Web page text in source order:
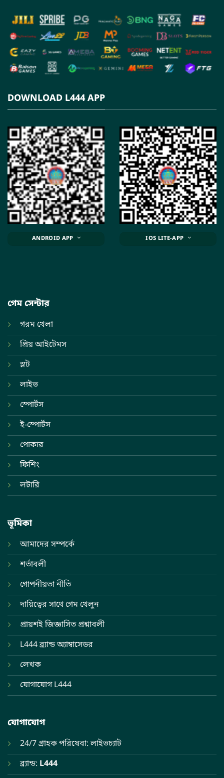
DOWNLOAD L444 APP
ANDROID APP IOS LITE-APP
গেম সেন্টার
গরম খেলা
প্রিয় আইটেমস
স্লট
লাইভ
স্পোর্টস
ই-স্পোর্টস
পোকার
ফিশিং
লটারি
ভূমিকা
আমাদের সম্পর্কে
শর্তাবলী
গোপনীয়তা নীতি
দায়িত্বের সাথে গেম খেলুন
প্রায়শই জিজ্ঞাসিত প্রশ্নাবলী
L444 ব্র্যান্ড অ্যাম্বাসেডর
লেখক
যোগাযোগ L444
যোগাযোগ
24/7 গ্রাহক পরিষেবা: লাইভচ্যাট
ব্র্যান্ড: L444